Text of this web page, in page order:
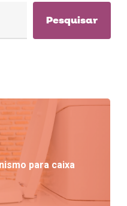
Pesquisar
para caixa